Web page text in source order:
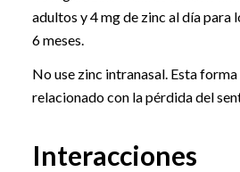
adultos y 4 mg de zinc al día para
6 meses.
No use zinc intranasal. Esta forma
relacionado con la pérdida del
Interacciones